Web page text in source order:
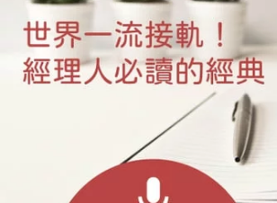
化妝保養
電子/紙本書
HOT